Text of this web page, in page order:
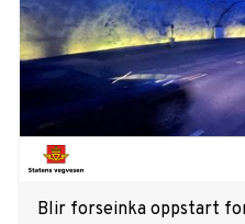
Blir forseinka oppstart